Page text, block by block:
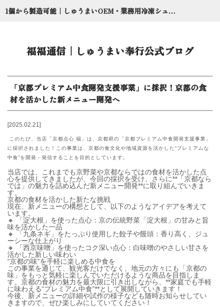
1個から製造可能｜しゅうまいOEM・業務用冷凍シュウマイ委託のしゅうまい奉行【京都点心福】
福福通信｜しゅうまい奉行公式ブログ
2025.02.21
「京都プレミアム中食開発支援事業」に採択！京都の食
材を活かした新メニュー開発へ
このたび、当店「京都点心 福」は、京都府の「京都プレミアム中食開発支援事業」
に採択されました！この事業は、京都の食文化や地域資源を活かした“プレミアムな
中食”を開発・発信することを目的としています。
当店では、これまでも京野菜や京都ならではの食材を活かした点
心を提供してきましたが、今回の採択を受け、さらに**「京都なら
では」の魅力を詰め込んだ新メニュー開発**に取り組んでいきま
す。
京都の食材を活かした新たな挑戦
現在、新メニューの構想として、以下のようなアイデアを考えて
います。
🔸 「淀大根」を使った点心：京の伝統野菜「淀大根」の甘みと旨
味を活かした一品
🔸 「九条ネギ」をたっぷり使用した餃子や饅頭：香り高く、ジュ
ーシーな仕上がり
🔸 「西京味噌」を使ったコク深い点心：白味噌のやさしい甘さを
活かした新しい味わい
“京都の味”を手軽に楽しめる中食を
この事業を通じて、観光客だけでなく、地元の方々にも「京都の
味」をもっと気軽に楽しんでいただけるような商品を目指しま
す。京都の食材の魅力を最大限に引き出しながら、**家庭でも手軽
に味わえる“プレミアム中食”**として展開していきます！
今後、新メニューの詳細や試作の様子なども随時お知らせしてい
きますので、ぜひ楽しみにしていてください！